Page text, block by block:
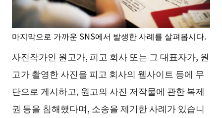
마지막으로 가까운 SNS에서 발생한 사례를 살펴봅시다.
사진작가인 원고가, 피고 회사 또는 그 대표자가, 원
고가 촬영한 사진을 피고 회사의 웹사이트 등에 무
단으로 게시하고, 원고의 사진 저작물에 관한 복제
권 등을 침해했다며, 소송을 제기한 사례가 있습니